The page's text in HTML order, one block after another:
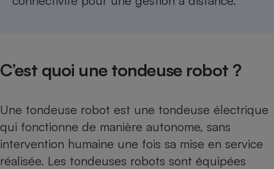
C’est quoi une tondeuse robot ?
Une tondeuse robot est une tondeuse électrique
qui fonctionne de manière autonome, sans
intervention humaine une fois sa mise en service
réalisée. Les tondeuses robots sont équipées